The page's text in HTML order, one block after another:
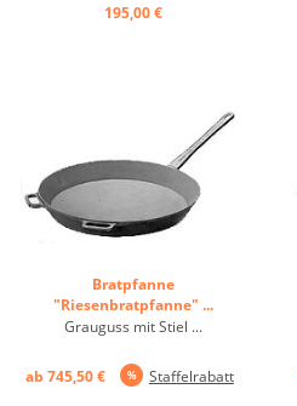
195,00 €
Bratpfanne
"Riesenbratpfanne" ...
Grauguss mit Stiel ...
ab 745,50 € Staffelrabatt